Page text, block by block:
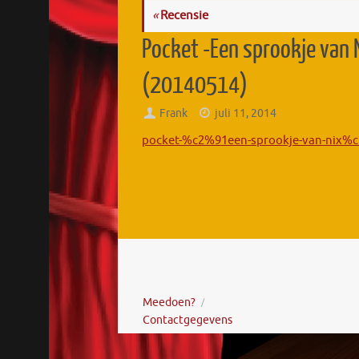
«Recensie
Pocket -Een sprookje
(20140514)
Frank juli 11, 2014
pocket-%c2%91een-sprookje-van-
Meedoen?
Contactgegevens